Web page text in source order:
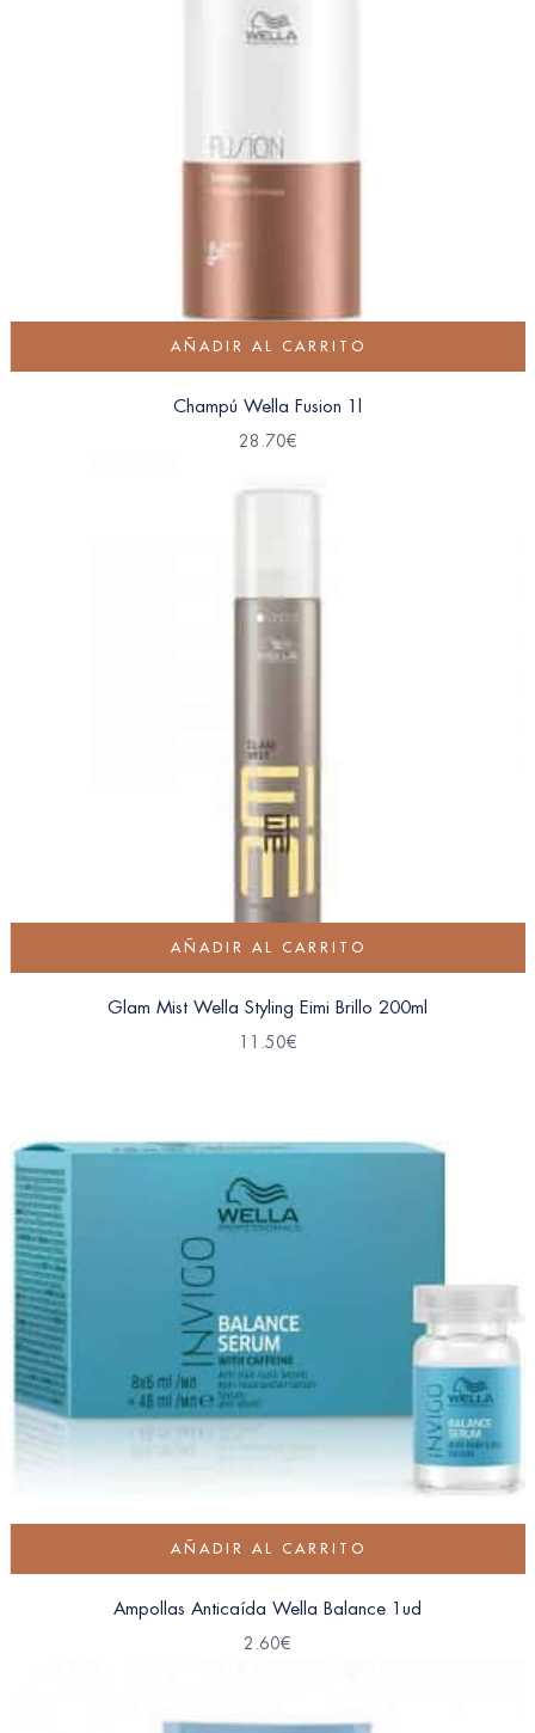
AÑADIR AL CARRITO
Champú Wella Fusion 1l
28.70€
AÑADIR AL CARRITO
Glam Mist Wella Styling Eimi Brillo 200ml
11.50€
AÑADIR AL CARRITO
Ampollas Anticaída Wella Balance 1ud
2.60€